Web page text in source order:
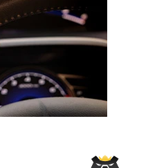
電池8年保固?
應鏈的可靠夥伴?
電更划算？！?